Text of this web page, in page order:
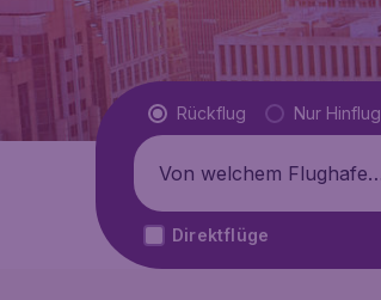
Flugtyp
Rückflug Nur Hinflug
Abflug von
Direktflüge